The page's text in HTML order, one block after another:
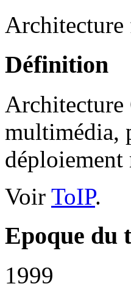
Architecture
Définition
Architecture
multimédia,
Voir ToIP.
Epoque du
1999